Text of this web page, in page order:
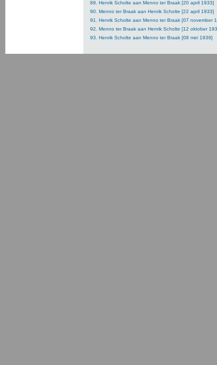
89. Henrik Scholte aan Menno ter Braak [20 april 1933]
90. Menno ter Braak aan Henrik Scholte [22 april 1933]
91. Henrik Scholte aan Menno ter Braak [07 november
92. Menno ter Braak aan Henrik Scholte [12 oktober
93. Henrik Scholte aan Menno ter Braak [08 mei 1939]